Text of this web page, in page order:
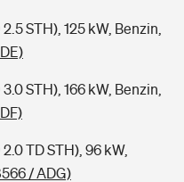
STH), 125 kW, Benzin,
STH), 166 kW, Benzin,
TD STH), 96 kW,
/ ADG)